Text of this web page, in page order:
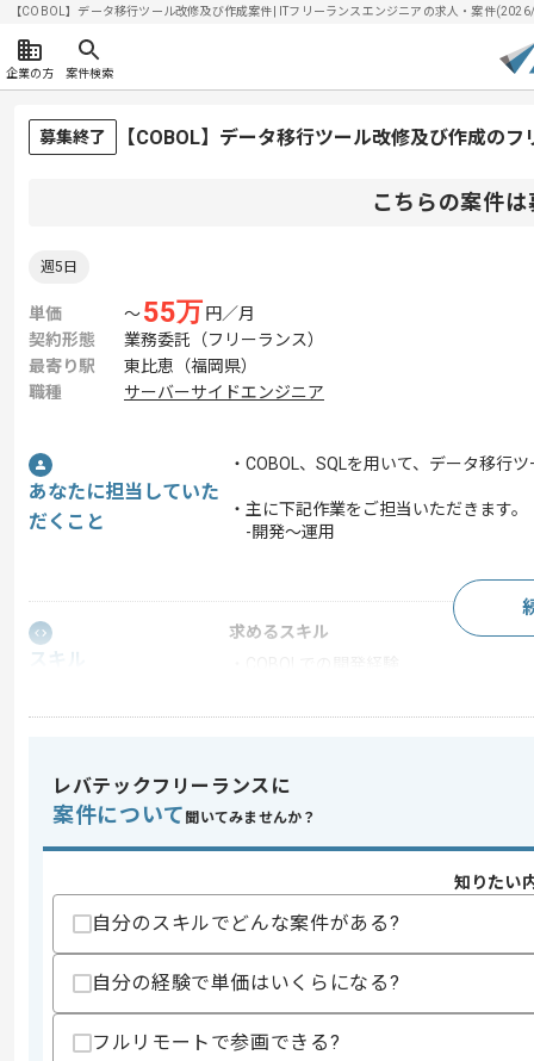
【COBOL】データ移行ツール改修及び作成案件| ITフリーランスエンジニアの求人・案件
企業の方 案件検索
募集終了 【COBOL】データ移行ツール改修及び作成の
こちらの案件
週5日
単価 〜55万 円／月
契約形態
業務委託（フリーランス）
最寄り駅
東比恵（福岡県）
職種
サーバーサイドエンジニア
あなたに担当していた
だくこと
・COBOL、SQLを用いて、データ移行
・主に下記作業をご担当いただきます。
-開発～運用
スキル
求めるスキル
精算・お支払い
精算基準時間
140時間〜180時間
支払いサイト
商談回数
レバテックフリーランスに
案件について 聞いてみませんか？
知りたい
自分のスキルでどんな案件がある?
自分の経験で単価はいくらになる?
フルリモートで参画できる?